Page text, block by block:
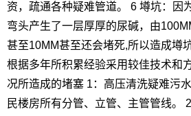
资，疏通各种疑难管道。 6 墫坑：因
弯头产生了一层厚厚的尿碱，由
甚至10MM甚至还会堵死,所以造成墫
根据多年所积累经验采用较佳技术和
况所造成的堵塞 1：高压清洗疑难污
民楼房所有分管、立管、主管管线。